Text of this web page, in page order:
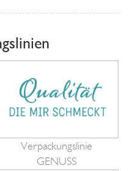
Verpackungslinie
GENUSS